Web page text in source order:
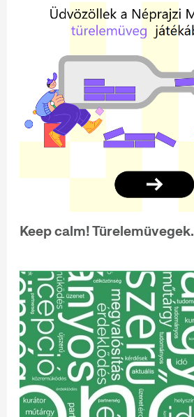
Keep calm! Türelemüvegek.